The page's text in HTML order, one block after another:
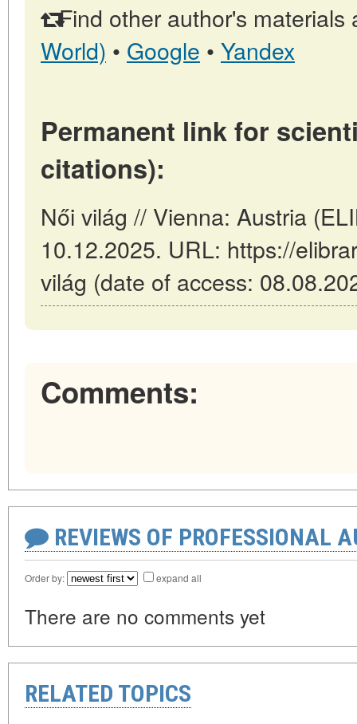
Find other author's materials
World) • Google • Yandex
Permanent link for
citations):
Női világ // Vienna: Austria
10.12.2025. URL: https://
világ (date of access:
Comments:
REVIEWS OF PROFESSIONAL
Order by: expand all
There are no comments yet
RELATED TOPICS